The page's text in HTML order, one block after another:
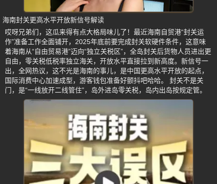
海南封关更高水平开放新信号解读
哎呀兄弟们，这瓜来得有点大格局味儿了！最近海南自贸港“封关运
作”准备工作全面铺开，2025年底前要完成封关软硬件条件，这意味
着海南从“自由贸易港”迈向“独立关税区”，全岛封关后货物人员进出更
自由，零关税低税率独立海关，开放水平直接拉到新高度。新信号一
出，全网热议，这不光是海南的事儿，是中国更高水平开放的起点，
国际消费中心加速成型，游客钱包准备好颤抖吧哈哈。 封关不是关
门，是“一线放开二线管住”，岛外进岛零关税，岛内出岛按规定管。